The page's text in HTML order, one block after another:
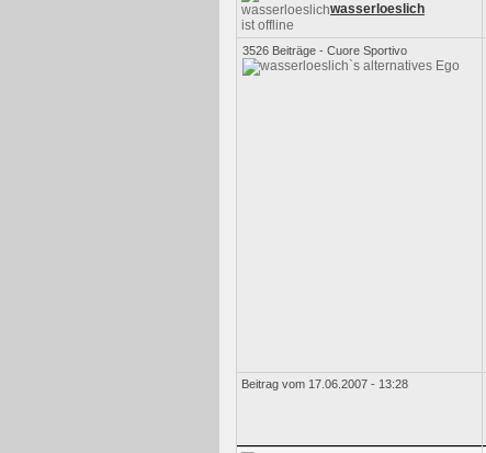
wasserloeslich
3526 Beiträge - Cuore Sportivo
Beitrag vom 17.06.2007 - 13:28